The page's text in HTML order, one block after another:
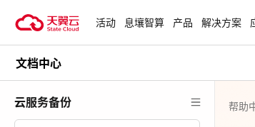
试用，产品折扣等，助您降本增
活动 息壤智算 产品 解决方案
文档中心
云服务备份 帮助